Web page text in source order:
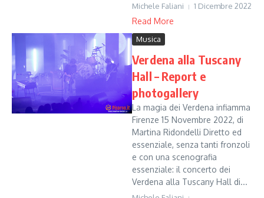
Michele Faliani 1 Dicembre 2022
Read More
Musica
Verdena alla Tuscany
Hall – Report e
photogallery
La magia dei Verdena infiamma
Firenze 15 Novembre 2022, di
Martina Ridondelli Diretto ed
essenziale, senza tanti fronzoli
e con una scenografia
essenziale: il concerto dei
Verdena alla Tuscany Hall di...